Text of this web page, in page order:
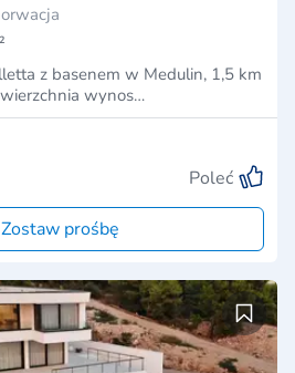
z basenem w Medulin, 1,5 km
wynos…
Poleć
Zostaw prośbę